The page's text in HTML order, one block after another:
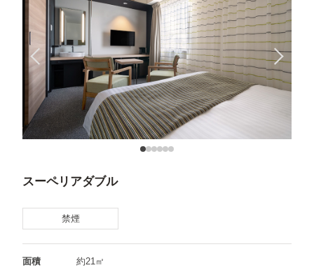
スーペリアダブル
禁煙
面積 約21㎡